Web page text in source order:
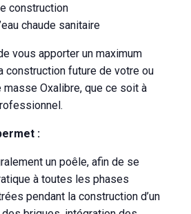
construction
chaude sanitaire
vous apporter un maximum
construction future de votre ou
Oxalibre, que ce soit à
:
un poêle, afin de se
à toutes les phases
pendant la construction d’un